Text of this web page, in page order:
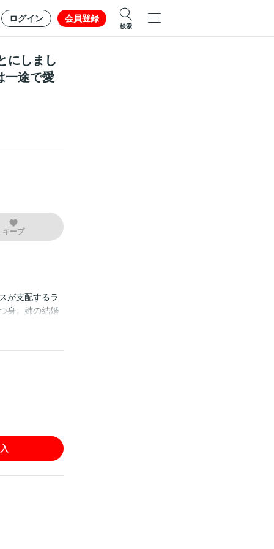
ログイン 会員登録
検索
にしまし
一途で愛
キープ
が支配するラ
身。姉の結婚
王道ロマンスフ